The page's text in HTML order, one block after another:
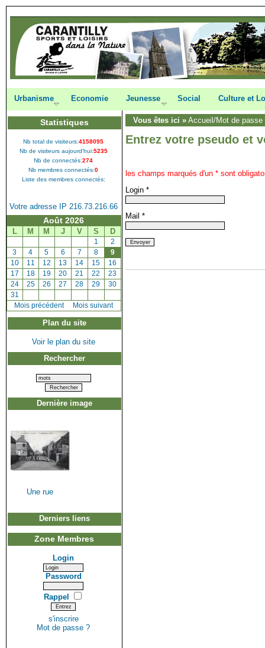
Urbanisme Economie Jeunesse Social Culture et
Statistiques
Nb total de visiteurs:4158095
Nb de visiteurs aujourd'hui:5235
Nb de connectés:274
Nb membres connectés:0
Liste des membres connectés:
Votre adresse IP 216.73.216.66
Août 2026
L M M J V S D
[1 [2
[3 [4 [5 [6 [7 [8] [9]
[10] [11 [12 [13 [14 [15 [16
[17 [18] [19] [20 [21 [22 [23
[24] [25] [26 [27 [28 [29 [30
[31
[Mois précédent] Mois suivant
Plan du site
Voir le plan du site
Rechercher
Dernière image
Une rue
Derniers liens
Zone Membres
Login
Password
Rappel
s'inscrire
Mot de passe ?
Vous êtes ici » Accueil /Mot de passe
Entrez votre pseudo et
les champs marqués d'un * sont
Login*
Mail *